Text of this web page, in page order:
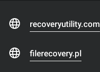
recoveryutility.com
filerecovery.pl